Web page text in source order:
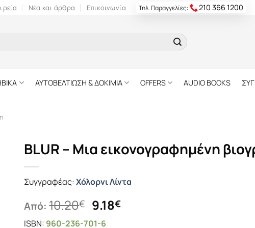
Νέα και άρθρα Επικοινωνία Τηλ. Παραγγελίες: 210 366 1200
ΑΥΤΟΒΕΛΤΙΩΣΗ & ΔΟΚΙΜΙΑ OFFERS AUDIO BOOKS
BLUR – Μια εικονογραφημένη
Συγγραφέας:Χόλορνι Λίντα
Από:10.20€ Original
price
9.18€Η
ISBN: 960-236-701-6